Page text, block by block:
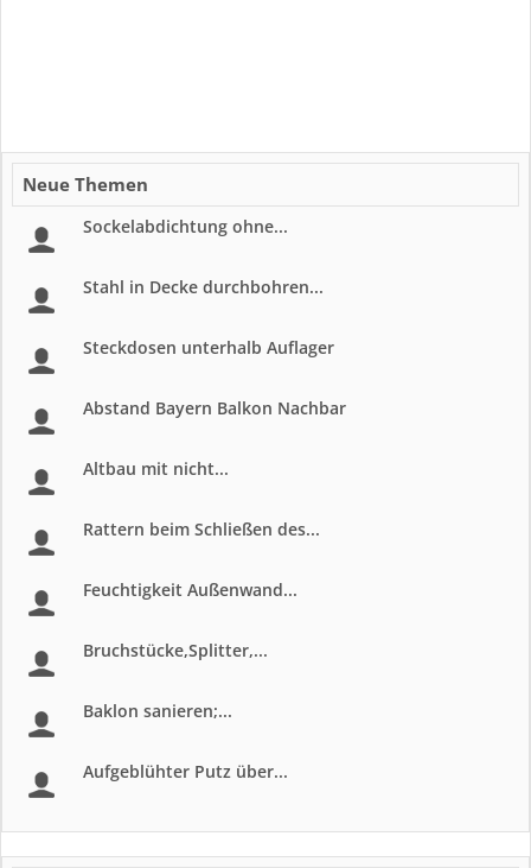
Neue Themen
Sockelabdichtung ohne...
Stahl in Decke durchbohren...
Steckdosen unterhalb Auflager
Abstand Bayern Balkon Nachbar
Altbau mit nicht...
Rattern beim Schließen des...
Feuchtigkeit Außenwand...
Bruchstücke,Splitter,...
Baklon sanieren;...
Aufgeblühter Putz über...